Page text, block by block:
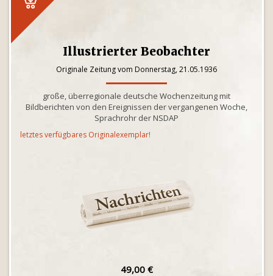
Illustrierter Beobachter
Originale Zeitung vom Donnerstag, 21.05.1936
große, überregionale deutsche Wochenzeitung mit
Bildberichten von den Ereignissen der vergangenen Woche,
Sprachrohr der NSDAP
letztes verfügbares Originalexemplar!
49,00 €